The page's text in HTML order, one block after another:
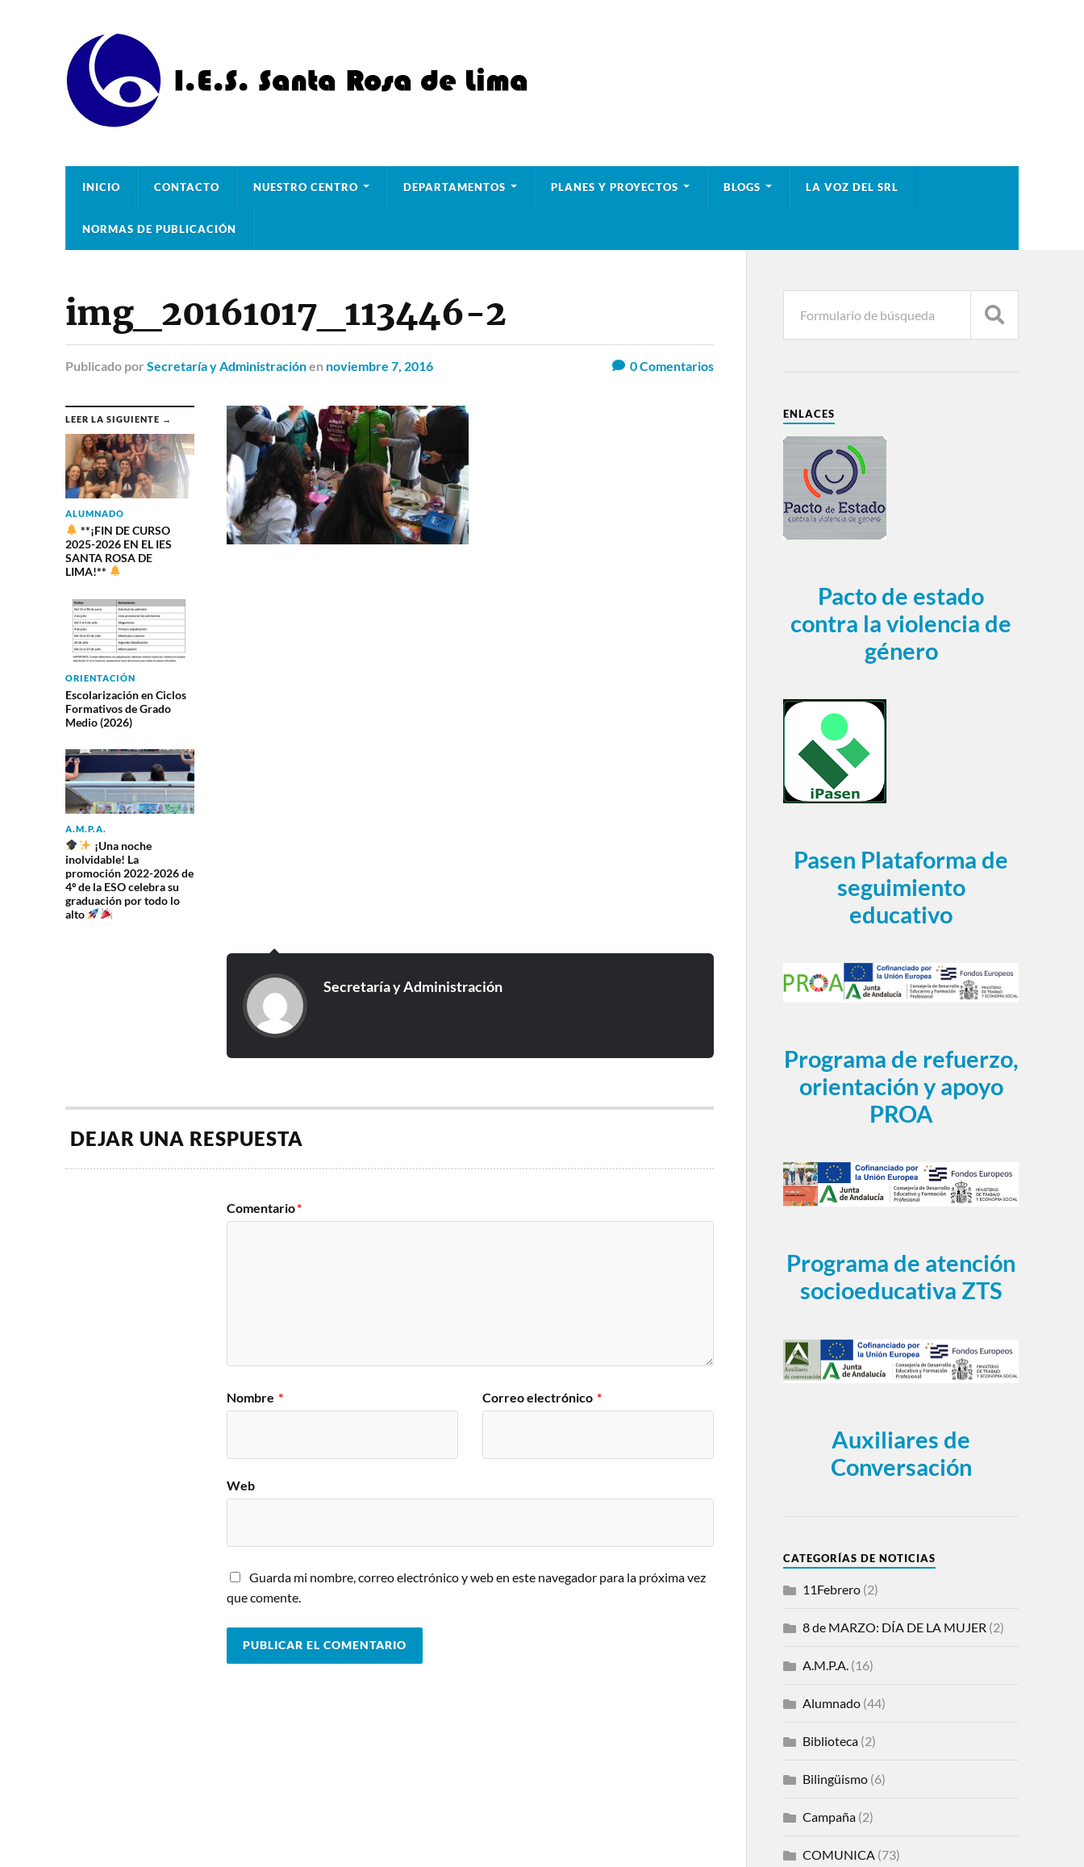
INICIO CONTACTO NUESTRO CENTRO DEPARTAMENTOS PLANES Y PROYECTOS BLOGS LA VOZ DEL SRL
NORMAS DE PUBLICACIÓN
img_20161017_113446-2
Publicado por Secretaría y Administraciónen noviembre 7, 2016 0Comentarios
LEER LA SIGUIENTE →
ALUMNADO
**¡FIN DE CURSO
2025-2026 EN EL IES
SANTA ROSA DE
LIMA!**
ORIENTACIÓN
Escolarización en Ciclos
Formativos de Grado
Medio (2026)
A.M.P.A.
¡Una noche
inolvidable! La
promoción 2022-2026 de
4º de la ESO celebra su
graduación por todo lo
alto
Secretaría y Administración
DEJAR UNA RESPUESTA
Comentario*
Nombre * Correo electrónico *
Web
Guarda mi nombre, correo electrónico y web en este navegador para la próxima vez
que comente.
ENLACES
Pacto de estado
contra la violencia de
género
Pasen Plataforma de
seguimiento
educativo
Programa de refuerzo,
orientación y apoyo
PROA
Programa de atención
socioeducativa ZTS
Auxiliares de
Conversación
CATEGORÍAS DE NOTICIAS
11Febrero(2)
8 de MARZO: DÍA DE LA MUJER (2)
A.M.P.A. (16)
Alumnado(44)
Biblioteca(2)
Bilingüismo(6)
Campaña(2)
COMUNICA (73)